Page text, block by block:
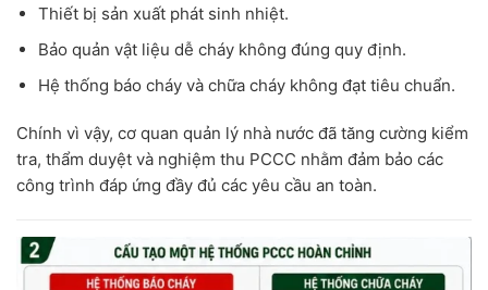
Thiết bị sản xuất phát sinh nhiệt.
Bảo quản vật liệu dễ cháy không đúng quy định.
Hệ thống báo cháy và chữa cháy không đạt tiêu chuẩn.
Chính vì vậy, cơ quan quản lý nhà nước đã tăng cường kiểm
tra, thẩm duyệt và nghiệm thu PCCC nhằm đảm bảo các
công trình đáp ứng đầy đủ các yêu cầu an toàn.